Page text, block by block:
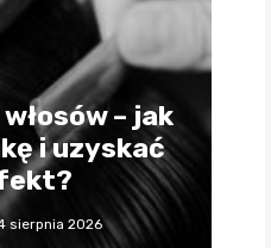
– jak
i uzyskać
sierpnia 2026